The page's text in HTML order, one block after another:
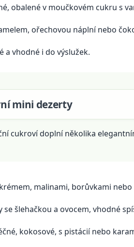
obalené v moučkovém cukru s
ořechovou náplní nebo
a vhodné i do výslužek.
mini dezerty
cukroví doplní několika
malinami, borůvkami
se šlehačkou a ovocem, vhodné
kokosové, s pistácií nebo